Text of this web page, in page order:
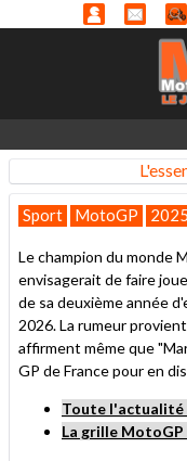
Sport MotoGP 2025
Le champion du monde
envisagerait de faire
de sa deuxième année
2026. La rumeur
affirment même que
GP de France pour en
Toute l'actualité
La grille MotoGP